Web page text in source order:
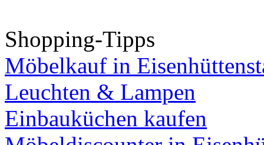
Shopping-Tipps
Möbelkauf in
Leuchten & Lampen
Einbauküchen kaufen